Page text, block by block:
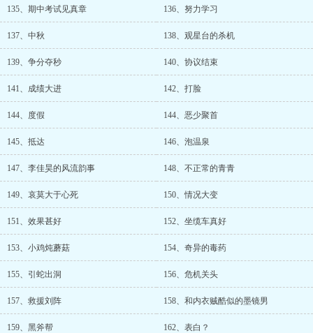
135、期中考试见真章 136、努力学习
137、中秋 138、观星台的杀机
139、争分夺秒 140、协议结束
141、成绩大进 142、打脸
144、度假 144、恶少聚首
145、抵达 146、泡温泉
147、李佳昊的风流韵事 148、不正常的青青
149、哀莫大于心死 150、情况大变
151、效果甚好 152、坐缆车真好
153、小鸡炖蘑菇 154、奇异的毒药
155、引蛇出洞 156、危机关头
157、救援刘阵 158、和内衣贼酷似的墨镜男
159、黑斧帮 162、表白？